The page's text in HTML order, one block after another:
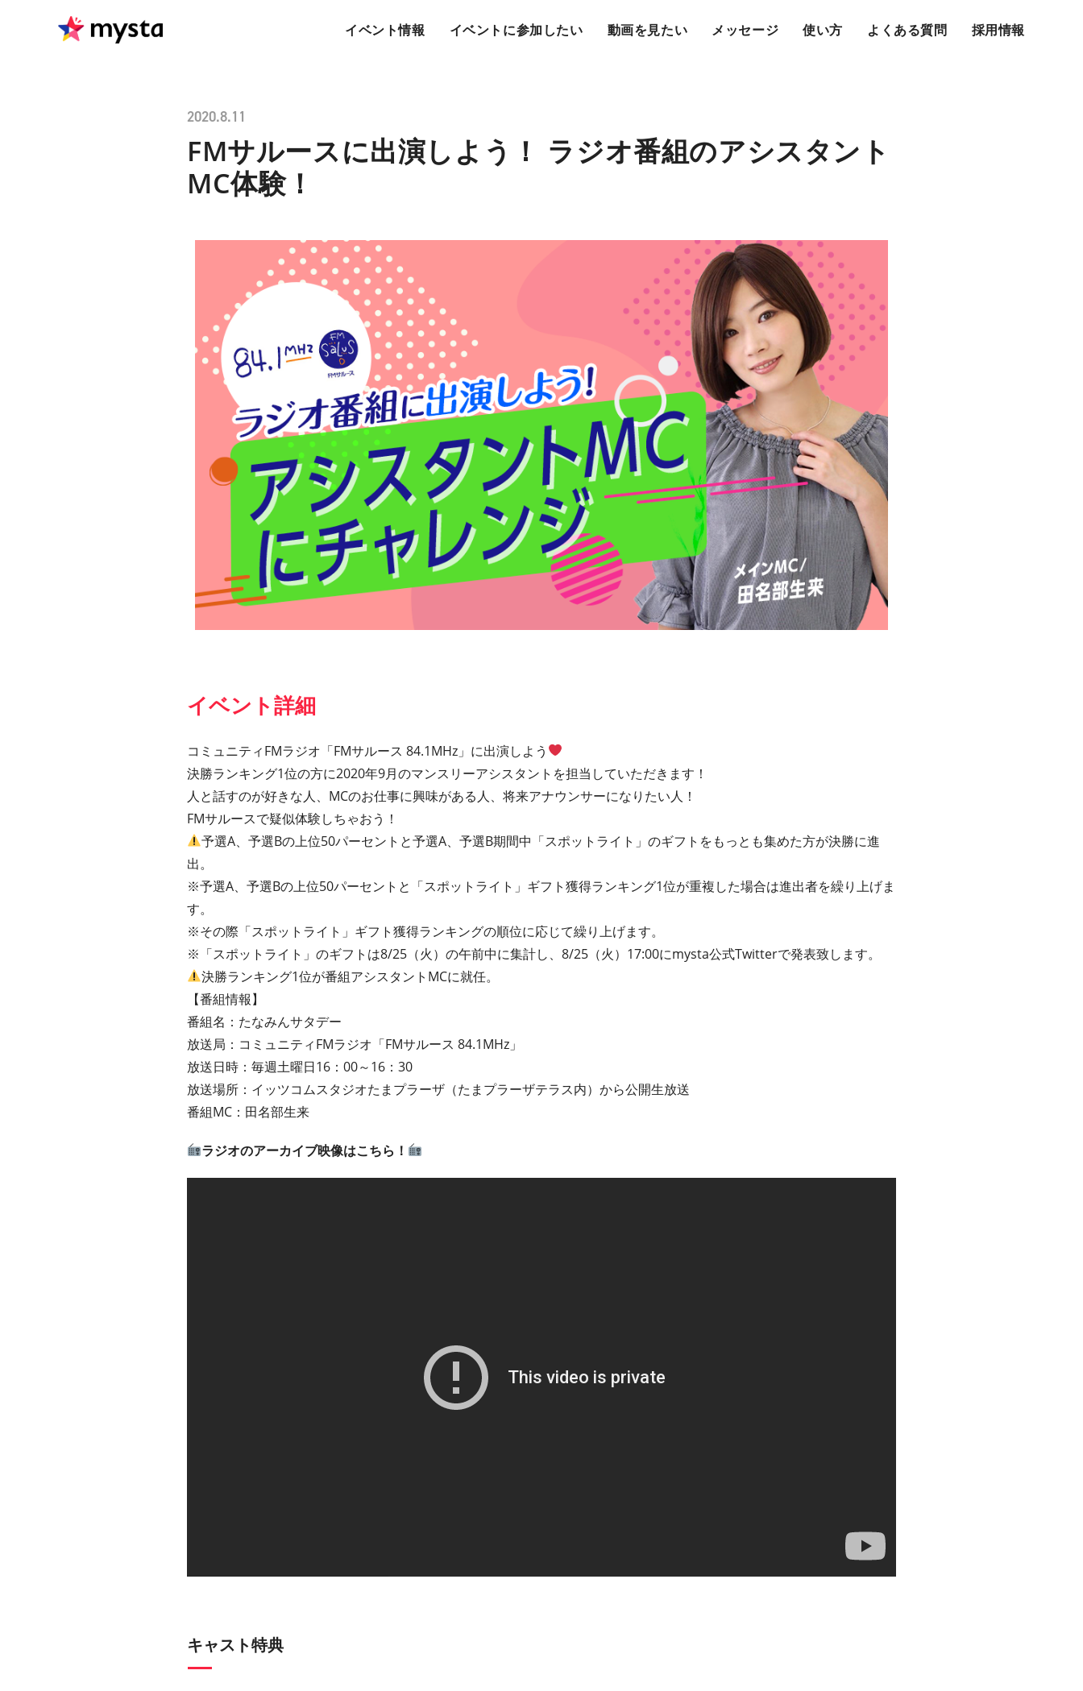
イベント情報 イベントに参加したい 動画を見たい メッセージ 使い方 よくある質問 採用情報
2020.8.11
FMサルースに出演しよう！ ラジオ番組のアシスタント
MC体験！
イベント詳細
コミュニティFMラジオ「FMサルース 84.1MHz」に出演しよう
決勝ランキング1位の方に2020年9月のマンスリーアシスタントを担当していただきます！
人と話すのが好きな人、MCのお仕事に興味がある人、将来アナウンサーになりたい人！
FMサルースで疑似体験しちゃおう！
予選A、予選Bの上位50パーセントと予選A、予選B期間中「スポットライト」のギフトをもっとも集めた方が決勝に進
出。
※予選A、予選Bの上位50パーセントと「スポットライト」ギフト獲得ランキング1位が重複した場合は進出者を繰り上げま
す。
※その際「スポットライト」ギフト獲得ランキングの順位に応じて繰り上げます。
※「スポットライト」のギフトは8/25（火）の午前中に集計し、8/25（火）17:00にmysta公式Twitterで発表致します。
決勝ランキング1位が番組アシスタントMCに就任。
【番組情報】
番組名：たなみんサタデー
放送局：コミュニティFMラジオ「FMサルース 84.1MHz」
放送日時：毎週土曜日16：00～16：30
放送場所：イッツコムスタジオたまプラーザ（たまプラーザテラス内）から公開生放送
番組MC ：田名部生来
ラジオのアーカイブ映像はこちら！
キャスト特典